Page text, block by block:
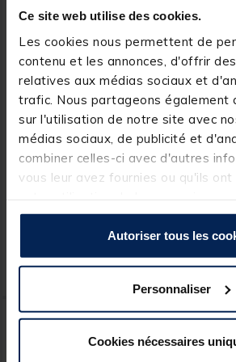
Ce site web utilise des cookies.
Les cookies nous permettent de
contenu et les annonces, d'offrir
relatives aux médias sociaux et
trafic. Nous partageons également
sur l'utilisation de notre site avec
médias sociaux, de publicité et
combiner celles-ci avec d'autres
vous leur avez fournies ou qu'ils
Autoriser tous les
Personnaliser
Cookies nécessaires
EVOK
Émerillons Rolling Evok
Tactikal Triple Rolling
2,99 €
X-LINE
Price
3,99 €to
2,00 €